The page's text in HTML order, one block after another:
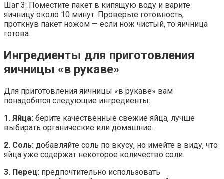
Шаг 3: Поместите пакет в кипящую воду и варите
яичницу около 10 минут. Проверьте готовность,
проткнув пакет ножом — если нож чистый, то яичница
готова.
Ингредиенты для приготовления
яичницы «в рукаве»
Для приготовления яичницы «в рукаве» вам
понадобятся следующие ингредиенты:
1. Яйца: берите качественные свежие яйца, лучше
выбирать органические или домашние.
2. Соль: добавляйте соль по вкусу, но имейте в виду, что
яйца уже содержат некоторое количество соли.
3. Перец: предпочтительно использовать